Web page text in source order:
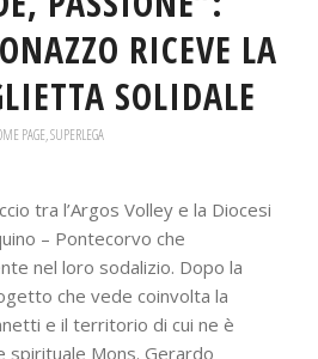
RICEVE LA
SOLIDALE
PAGE,SUPERLEGA
tra l’Argos Volley e la Diocesi
– Pontecorvo che
nel loro sodalizio. Dopo la
che vede coinvolta la
e il territorio di cui ne è
spirituale Mons. Gerardo